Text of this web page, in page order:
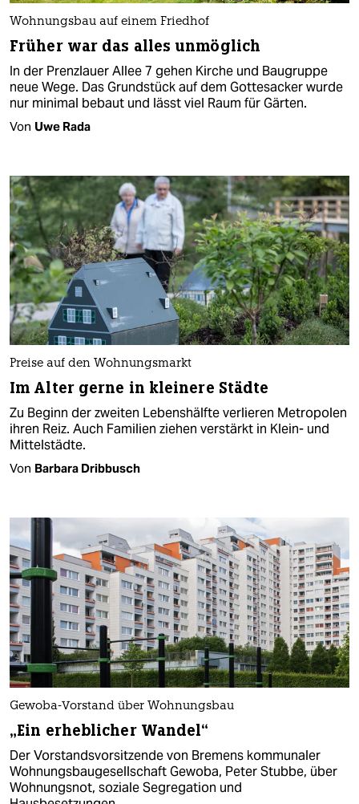
Wohnungsbau auf einem Friedhof
Früher war das alles unmöglich
In der Prenzlauer Allee 7 gehen Kirche und Baugruppe
neue Wege. Das Grundstück auf dem Gottesacker wurde
nur minimal bebaut und lässt viel Raum für Gärten.
Von Uwe Rada
Preise auf den Wohnungsmarkt
Im Alter gerne in kleinere Städte
Zu Beginn der zweiten Lebenshälfte verlieren Metropolen
ihren Reiz. Auch Familien ziehen verstärkt in Klein- und
Mittelstädte.
Von Barbara Dribbusch
Gewoba-Vorstand über Wohnungsbau
„Ein erheblicher Wandel“
Der Vorstandsvorsitzende von Bremens kommunaler
Wohnungsbaugesellschaft Gewoba, Peter Stubbe, über
Wohnungsnot, soziale Segregation und